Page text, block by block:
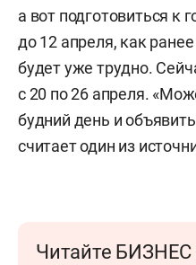
а вот подготовиться к
до 12 апреля, как
будет уже трудно.
с 20 по 26 апреля.
будний день и
считает один из
Читайте БИЗНЕС